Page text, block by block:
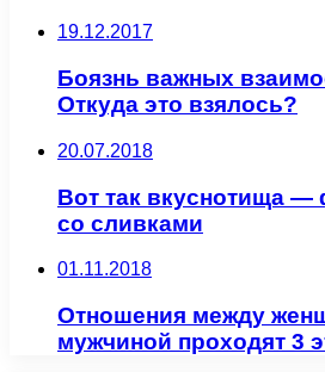
19.12.2017
Боязнь важных
Откуда это взялось?
20.07.2018
Вот так вкуснотища —
со сливками
01.11.2018
Отношения между
мужчиной проходят 3